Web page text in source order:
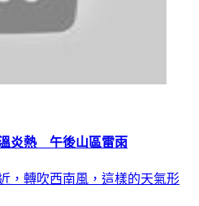
炎熱 午後山區雷雨
，轉吹西南風，這樣的天氣形